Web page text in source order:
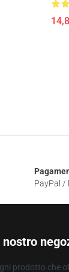
PayPal /
nostro
prodotto che